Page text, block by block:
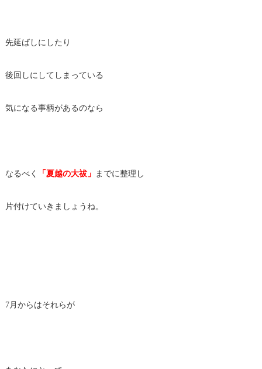
先延ばしにしたり
後回しにしてしまっている
気になる事柄があるのなら
なるべく 「夏越の大祓」 までに整理し
片付けていきましょうね。
7月からはそれらが